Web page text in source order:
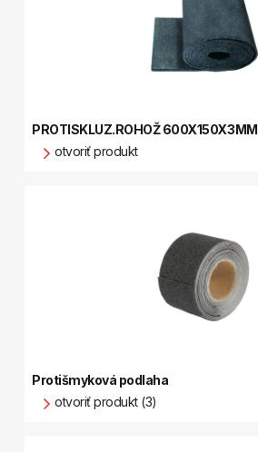
PROTISKLUZ.ROHOŽ 600X150X3MM
otvoriť produkt
Protišmyková podlaha
otvoriť produkt (3)